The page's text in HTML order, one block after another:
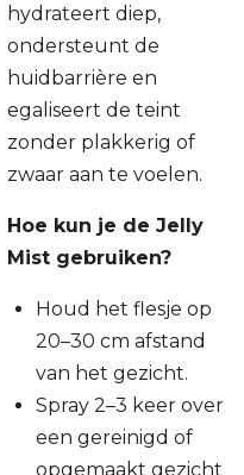
hydrateert diep,
ondersteunt de
huidbarrière en
egaliseert de teint
zonder plakkerig of
zwaar aan te voelen.
Hoe kun je de Jelly
Mist gebruiken?
Houd het flesje op
20–30 cm afstand
van het gezicht.
Spray 2–3 keer over
een gereinigd of
opgemaakt gezicht